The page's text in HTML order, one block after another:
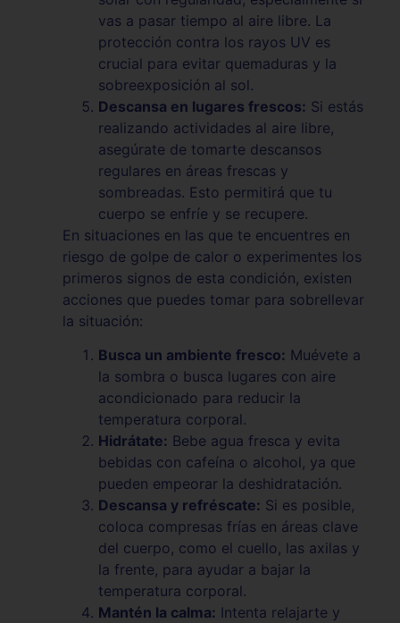
vas a pasar tiempo al aire libre. La
protección contra los rayos UV es
crucial para evitar quemaduras y la
sobreexposición al sol.
Descansa en lugares frescos: Si estás
realizando actividades al aire libre,
asegúrate de tomarte descansos
regulares en áreas frescas y
sombreadas. Esto permitirá que tu
cuerpo se enfríe y se recupere.
En situaciones en las que te encuentres en
riesgo de golpe de calor o experimentes los
primeros signos de esta condición, existen
acciones que puedes tomar para sobrellevar
la situación:
Busca un ambiente fresco: Muévete a
la sombra o busca lugares con aire
acondicionado para reducir la
temperatura corporal.
Hidrátate: Bebe agua fresca y evita
bebidas con cafeína o alcohol, ya que
pueden empeorar la deshidratación.
Descansa y refréscate: Si es posible,
coloca compresas frías en áreas clave
del cuerpo, como el cuello, las axilas y
la frente, para ayudar a bajar la
temperatura corporal.
Mantén la calma: Intenta relajarte y